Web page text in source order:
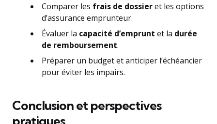
Comparer les frais de dossieret les options
d’assurance emprunteur.
Évaluer la capacité d’emprunt et la durée
de remboursement.
Préparer un budget et anticiper l’échéancier
pour éviter les impairs.
Conclusion et perspectives